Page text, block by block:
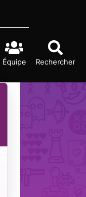
Rechercher
Équipe